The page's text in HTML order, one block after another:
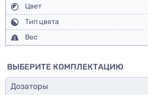
Цвет
Тип цвета
Вес
ВЫБЕРИТЕ КОМПЛЕКТАЦИЮ
Дозаторы